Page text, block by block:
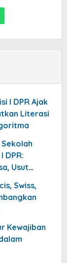
I DPR Ajak
Literasi
DPR:
Usut
Swiss,
Kewajiban